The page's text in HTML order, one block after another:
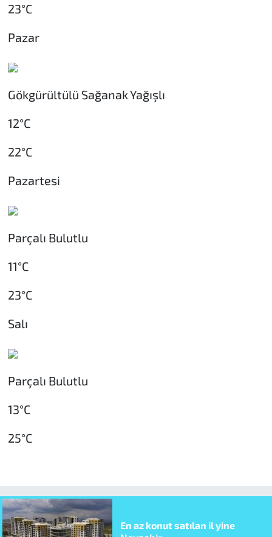
23°C
Pazar
Gökgürültülü Sağanak Yağışlı
12°C
22°C
Pazartesi
Parçalı Bulutlu
11°C
23°C
Salı
Parçalı Bulutlu
13°C
25°C
En az konut satılan il yine